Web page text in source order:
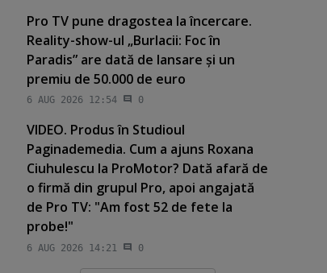
Pro TV pune dragostea la încercare.
Reality-show-ul „Burlacii: Foc în
Paradis” are dată de lansare şi un
premiu de 50.000 de euro
6 AUG 2026 12:54 0
VIDEO. Produs în Studioul
Paginademedia. Cum a ajuns Roxana
Ciuhulescu la ProMotor? Dată afară de
o firmă din grupul Pro, apoi angajată
de Pro TV: "Am fost 52 de fete la
probe!"
6 AUG 2026 14:21 0